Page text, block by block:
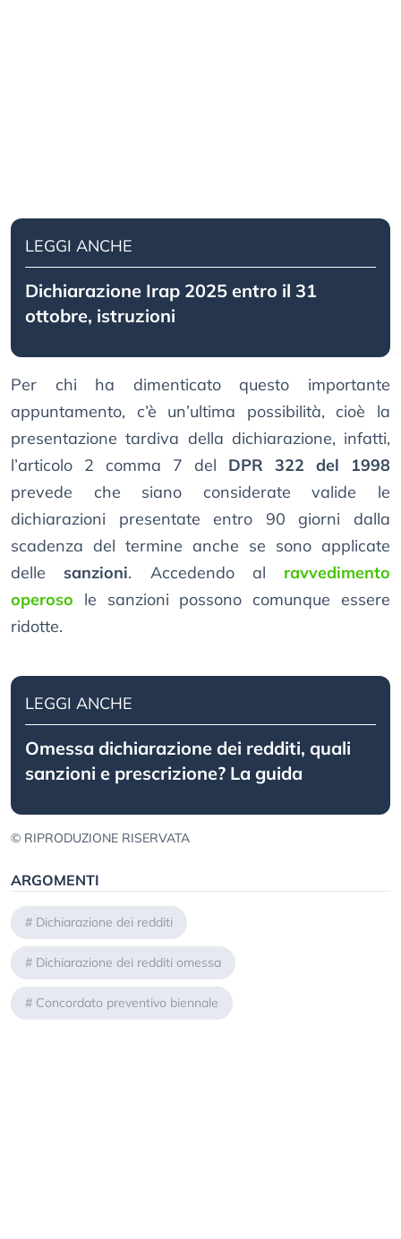
LEGGI ANCHE
Dichiarazione Irap 2025 entro il 31
ottobre, istruzioni
Per chi ha dimenticato questo importante
appuntamento, c’è un’ultima possibilità, cioè la
presentazione tardiva della dichiarazione, infatti,
l’articolo 2 comma 7 del DPR 322 del 1998
prevede che siano considerate valide le
dichiarazioni presentate entro 90 giorni dalla
scadenza del termine anche se sono applicate
delle sanzioni. Accedendo al ravvedimento
operoso le sanzioni possono comunque essere
ridotte.
LEGGI ANCHE
Omessa dichiarazione dei redditi, quali
sanzioni e prescrizione? La guida
© RIPRODUZIONE RISERVATA
ARGOMENTI
# Dichiarazione dei redditi
# Dichiarazione dei redditi omessa
# Concordato preventivo biennale